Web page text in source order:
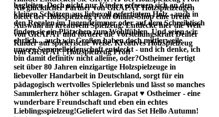
Als glücklicher Partner von GRAPAT Holzspielzeugen
bietet der Holzspielzeug Profi Online-Shop eine breite
Auswahl an kreativem Spielzeug. Entdecke hier die Welt
von GRAPAT und fördere die Vorstellungskraft Deiner
Kinder auf spielerische Weise. Kreatives Holzspielzeug
von GRAPAT | Holzspielzeug Profi
begleiten. Doch nicht nur Kinder erfreuen sich an den
kleinen Schätzen aus liebevoll gefertigtem Holz - auch in
den Regalen im Jugendzimmer oder auf dem Schreibtisch
finden sie ein Plätzchen zum Wohlfühlen. Und seien wir
ehrlich... auch wir Großen haben doch mittlerweile
unsere Sammelleidenschaft entdeckt - und ich denke, ich
bin damit definitiv nicht alleine, oder?Ostheimer fertigt
seit über 80 Jahren einzigartige Holzspielzeuge in
liebevoller Handarbeit in Deutschland, sorgt für ein
pädagogisch wertvolles Spielerlebnis und lässt so manches
Sammlerherz höher schlagen. Grapat ♥ Ostheimer - eine
wunderbare Freundschaft und eben ein echtes
Lieblingsspielzeug!Geliefert wird das Set Hello Autumn!